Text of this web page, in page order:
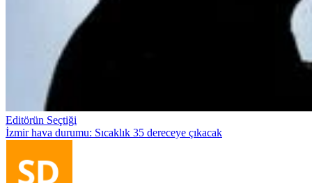
Editörün Seçtiği
İzmir hava durumu: Sıcaklık 35 dereceye çıkacak